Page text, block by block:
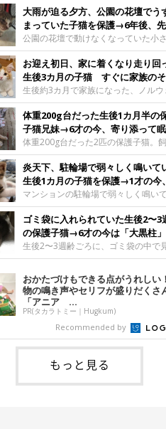
大雨が迫る夕方、公園の花壇でう
まっていた子猫を保護→6年後、
と“姉妹”のような関係に
公園の花壇で動けなくなっていた小
猫。家族に迎えられてから6年、先住
の間には深い絆が育まれていました。
当時のティダちゃん。
@muumuu62197189紹介するのは、
X（旧Twitter）ユーザー
@muumuu62197189さんの愛猫・テ
ちゃん（取材時6才）の成長記録です
ちらは、生後3カ月ごろのティダちゃ
飼い主さんが出会ったのは、夜から
なると予報されていた日の夕方でした
壇で動けずにいた子猫保護したばかり
ィダちゃん。@muumuu62197189飼
さんは、公園の
お迎え初日、家に着くなり走り回
生後3カ月の子猫 すぐに家族の
落ち着く姿に「迎えてよかった」
生後約3カ月で家族になった、ノルウ
ジャンフォレストキャットの子猫。
翌日には、すでに家でくつろぐ様子を
ていました。お迎え翌日、ベッドで
とするむうちゃんお迎え翌日のむう
ん。@umimugi0304紹介するのは、
Instagramユーザー@umimugi0304さ
愛猫・むうちゃん（撮影時、生後約3
／ノルウェージャンフォレストキャッ
ト）。こちらは、お迎え翌日に撮影
一枚。ゴハンをお腹いっぱい食べたむ
ゃんは眠くなり、飼い主さん夫婦のベ
でうとうとし始めたのだとか。飼い
体重200g台だった生後1カ月半の
子猫兄妹→6才の今、寄り添って
にほっこり！
体重200g台だった2匹の保護子猫。
さんの家族になってから6年、ともに
するなかで、2匹の関係にも少しずつ
が見られました。家族になったばかり
さな兄妹猫（写真上から）妹猫・て
ん、兄猫・ラムくん。@ten_ramu紹
るのは、X（旧Twitter）ユーザー
@ten_ramuさんの愛猫・ラムくんと
ちゃん（ともに取材時6才）の成長記
す。この写真は、お迎えして間もな
グラム、てんちゃんは209グラムと
らもとても小さな体でした。2匹
炎天下、駐輪場で弱々しく鳴いて
生後1カ月の子猫を保護→1才の今
肉質でツンデレなコに成長
マンションの駐輪場で弱々しく鳴い
た、生後1カ月ほどの子猫。家族に迎
れてから1年、体も行動も大きく成長
した。炎天下の駐輪場で鳴いていた小
子猫保護当時のモモちゃん。
紹介するのは、X（旧Twitter）ユー
@Kingponzuさんの愛猫・モモちゃん
材時1才）の成長記録です。こちら
モちゃんが生後1カ月ごろに撮影され
枚。飼い主さんの自宅マンションの駐
で鳴いていたところを保護された当時
です。子猫時代のモモちゃん。
@Kingponzuその日は気温が35℃を
ゴミ袋に入れられていた生後2〜3
の保護子猫→6才の今は「大黒柱」
に！ 美しい黒猫に成長した姿に
とくる
生後2〜3週齢ごろに、ゴミ袋の中で
った小さな命。ミルクから育てられ
子猫は今、家族に欠かせない存在へ
しました。ゴミ袋の中で見つかった
モグラのような子猫よちよち歩きをし
たころの、生後2〜3週齢ごろのドンち
ん。@doddou_1今回紹介するのは、
X（旧Twitter）ユーザー
の愛猫・ドンちゃん（取材時、推定6
本名：ドミトリー・ドンスコイ）。ド
ゃんは、保護猫でした。ドンちゃんが
かったのは、飼い主さんの姉の勤め先
おかたづけもできる点がうれしい
物の鳴き声やセリフが盛りだくさ
「アニア ...
PR(タカラトミー｜Hugkum)
Recommended by
もっと見る